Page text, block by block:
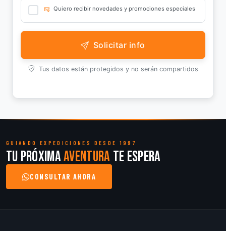
Quiero recibir novedades y promociones especiales
Solicitar info
Tus datos están protegidos y no serán compartidos
GUIANDO EXPEDICIONES DESDE 1997
Tu próximaaventura te espera
CONSULTAR AHORA